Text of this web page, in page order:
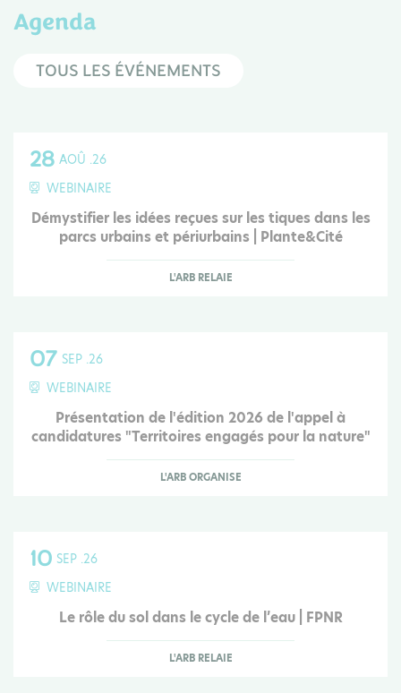
Agenda
TOUS LES ÉVÉNEMENTS
28 AOÛ .26
WEBINAIRE
Démystifier les idées reçues sur les tiques dans les
parcs urbains et périurbains | Plante&Cité
L'ARB RELAIE
07 SEP .26
WEBINAIRE
Présentation de l'édition 2026 de l'appel à
candidatures "Territoires engagés pour la nature"
L'ARB ORGANISE
10 SEP .26
WEBINAIRE
Le rôle du sol dans le cycle de l’eau | FPNR
L'ARB RELAIE